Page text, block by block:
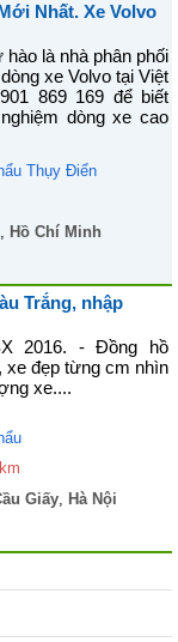
Nhất. Xe Volvo
là nhà phân phối
xe Volvo tại Việt
869 169 để biết
dòng xe cao
Thụy Điển
, Hồ Chí Minh
Trắng, nhập
2016. - Đồng hồ
xe đẹp từng cm nhìn
xe....
Giấy, Hà Nội